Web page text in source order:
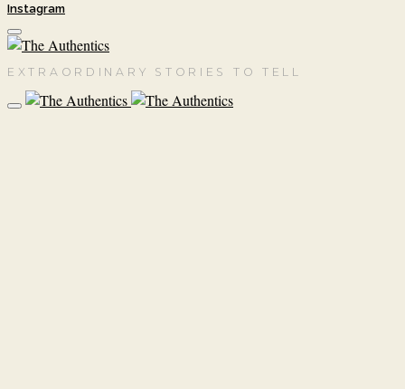
Instagram
EXTRAORDINARY STORIES TO TELL